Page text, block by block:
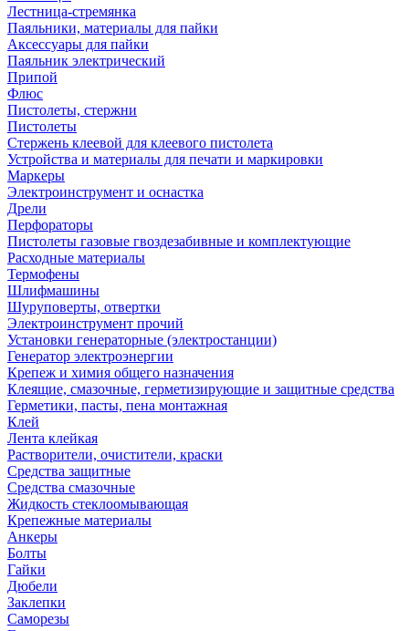
Лестница-стремянка
Паяльники, материалы для пайки
Аксессуары для пайки
Паяльник электрический
Припой
Флюс
Пистолеты, стержни
Пистолеты
Стержень клеевой для клеевого пистолета
Устройства и материалы для печати и маркировки
Маркеры
Электроинструмент и оснастка
Дрели
Перфораторы
Пистолеты газовые гвоздезабивные и комплектующие
Расходные материалы
Термофены
Шлифмашины
Шуруповерты, отвертки
Электроинструмент прочий
Установки генераторные (электростанции)
Генератор электроэнергии
Крепеж и химия общего назначения
Клеящие, смазочные, герметизирующие и защитные средства
Герметики, пасты, пена монтажная
Клей
Лента клейкая
Растворители, очистители, краски
Средства защитные
Средства смазочные
Жидкость стеклоомывающая
Крепежные материалы
Анкеры
Болты
Гайки
Дюбели
Заклепки
Саморезы